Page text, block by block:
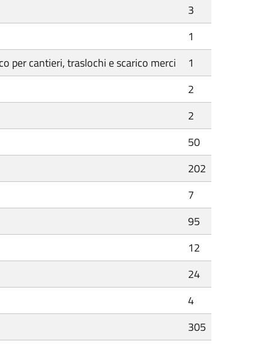
3
1
per cantieri, traslochi e scarico merci
1
2
2
50
202
7
95
12
24
4
305